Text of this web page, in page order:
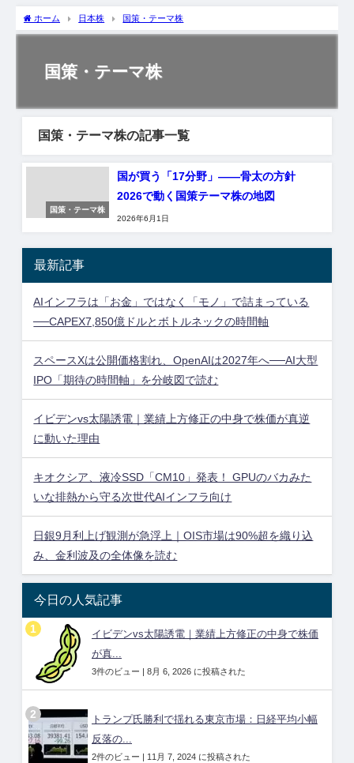
ホーム 日本株 国策・テーマ株
国策・テーマ株
国策・テーマ株の記事一覧
国策・テーマ株
国が買う「17分野」――骨太の方針
2026で動く国策テーマ株の地図
2026年6月1日
最新記事
AIインフラは「お金」ではなく「モノ」で詰まっている
──CAPEX7,850億ドルとボトルネックの時間軸
スペースXは公開価格割れ、OpenAIは2027年へ──AI大型
IPO「期待の時間軸」を分岐図で読む
イビデンvs太陽誘電｜業績上方修正の中身で株価が真逆
に動いた理由
キオクシア、液冷SSD「CM10」発表！ GPUのバカみた
いな排熱から守る次世代AIインフラ向け
日銀9月利上げ観測が急浮上｜OIS市場は90%超を織り込
み、金利波及の全体像を読む
今日の人気記事
イビデンvs太陽誘電｜業績上方修正の中身で株価
が真...
3件のビュー | 8月 6, 2026 に投稿された
トランプ氏勝利で揺れる東京市場：日経平均小幅
反落の...
2件のビュー | 11月 7, 2024 に投稿された